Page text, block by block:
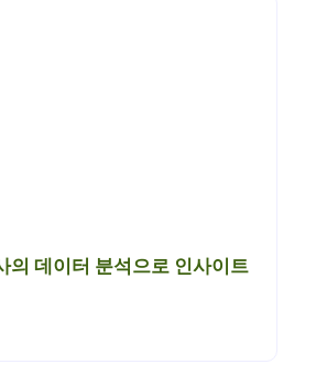
의 데이터 분석으로 인사이트